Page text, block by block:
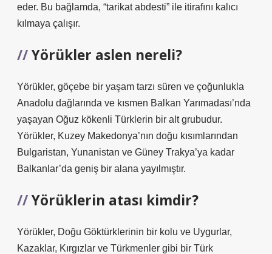
eder. Bu bağlamda, “tarikat abdesti” ile itirafını kalıcı
kılmaya çalışır.
Yörükler aslen nereli?
Yörükler, göçebe bir yaşam tarzı süren ve çoğunlukla
Anadolu dağlarında ve kısmen Balkan Yarımadası’nda
yaşayan Oğuz kökenli Türklerin bir alt grubudur.
Yörükler, Kuzey Makedonya’nın doğu kısımlarından
Bulgaristan, Yunanistan ve Güney Trakya’ya kadar
Balkanlar’da geniş bir alana yayılmıştır.
Yörüklerin atası kimdir?
Yörükler, Doğu Göktürklerinin bir kolu ve Uygurlar,
Kazaklar, Kırgızlar ve Türkmenler gibi bir Türk